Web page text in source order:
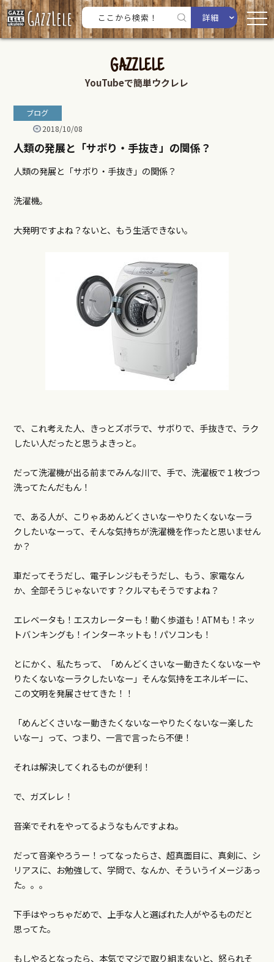
詳細
GAZZLELE
YouTubeで簡単ウクレレ
ブログ
2018/10/08
人類の発展と「サボり・手抜き」の関係？
人類の発展と「サボり・手抜き」の関係？
洗濯機。
大発明ですよね？ないと、もう生活できない。
で、これ考えた人、きっとズボラで、サボりで、手抜きで、ラク
したい人だったと思うよきっと。
だって洗濯機が出る前までみんな川で、手で、洗濯板で１枚づつ
洗ってたんだもん！
で、ある人が、こりゃあめんどくさいなーやりたくないなーラ
クしたいなーって、そんな気持ちが洗濯機を作ったと思いません
か？
車だってそうだし、電子レンジもそうだし、もう、家電なん
か、全部そうじゃないです？クルマもそうですよね？
エレベータも！エスカレーターも！動く歩道も！ATMも！ネッ
トバンキングも！インターネットも！パソコンも！
とにかく、私たちって、「めんどくさいなー動きたくないなーや
りたくないなーラクしたいなー」そんな気持をエネルギーに、
この文明を発展させてきた！！
「めんどくさいなー動きたくないなーやりたくないなー楽した
いなー」って、つまり、一言で言ったら不便！
それは解決してくれるものが便利！
で、ガズレレ！
音楽でそれをやってるようなもんですよね。
だって音楽やろうー！ってなったらさ、超真面目に、真剣に、シ
リアスに、お勉強して、学問で、なんか、そういうイメージあっ
た。。。
下手はやっちゃだめで、上手な人と選ばれた人がやるものだと
思ってた。
もしやるとなったら、本気でマジで取り組まないと、怒られそ